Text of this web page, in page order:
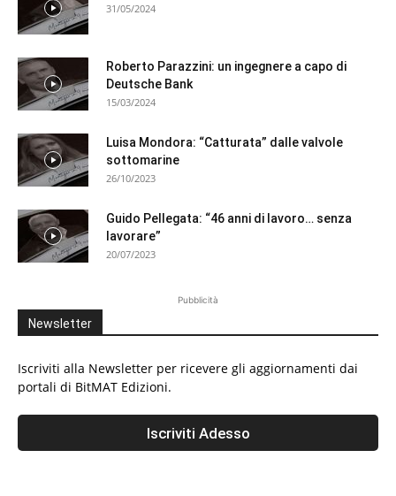
31/05/2024
Roberto Parazzini: un ingegnere a capo di
Deutsche Bank
15/03/2024
Luisa Mondora: “Catturata” dalle valvole
sottomarine
26/10/2023
Guido Pellegata: “46 anni di lavoro… senza
lavorare”
20/07/2023
Pubblicità
Newsletter
Iscriviti alla Newsletter per ricevere gli aggiornamenti dai
portali di BitMAT Edizioni.